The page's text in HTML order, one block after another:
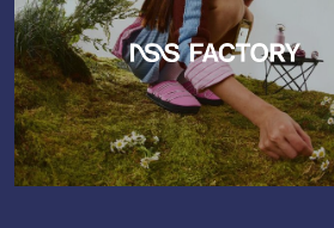
valeur de 100 000 euros, a quant à lui
Dujancourt.Au cours de l'année à
bénéficieront d'un programme de
Mattiussi, qui les accompagnera
stratégique afin de renforcer leurs
leur rayonnement international.